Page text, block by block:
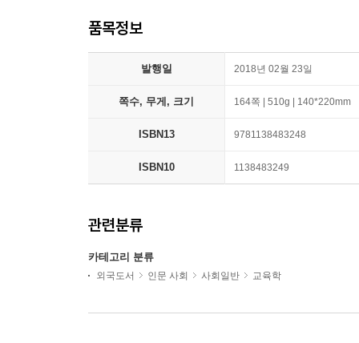
품목정보
발행일 2018년 02월 23일
쪽수, 무게, 크기 164쪽 | 510g | 140*220mm
ISBN13 9781138483248
ISBN10 1138483249
관련분류
카테고리 분류
외국도서 인문 사회 사회일반 교육학